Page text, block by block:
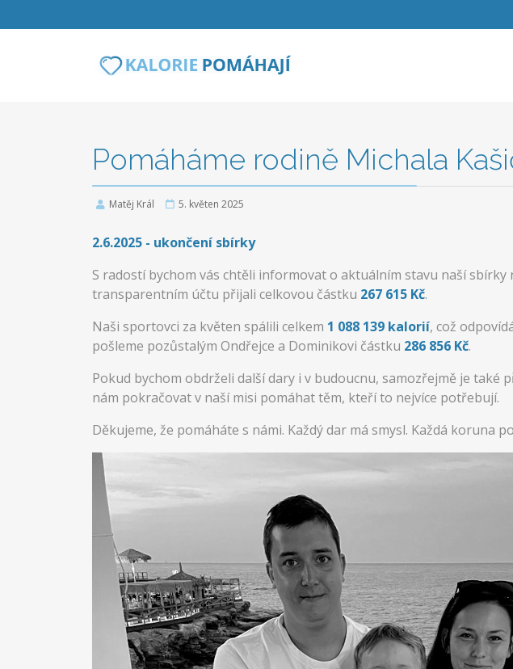
Pomáháme rodině Michala
Matěj Král 5. květen 2025
2.6.2025 - ukončení sbírky
S radostí bychom vás chtěli informovat o aktuálním stavu naší
transparentním účtu přijali celkovou částku 267 615 Kč.
Naši sportovci za květen spálili celkem 1 088 139 kalorií, což
pošleme pozůstalým Ondřejce a Dominikovi částku 286 856 Kč.
Pokud bychom obdrželi další dary i v budoucnu, samozřejmě je
nám pokračovat v naší misi pomáhat těm, kteří to nejvíce potřebují.
Děkujeme, že pomáháte s námi. Každý dar má smysl. Každá koruna